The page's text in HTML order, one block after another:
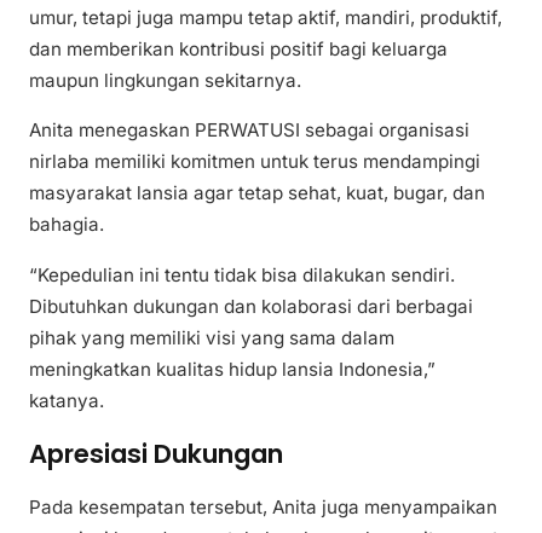
umur, tetapi juga mampu tetap aktif, mandiri, produktif,
dan memberikan kontribusi positif bagi keluarga
maupun lingkungan sekitarnya.
Anita menegaskan PERWATUSI sebagai organisasi
nirlaba memiliki komitmen untuk terus mendampingi
masyarakat lansia agar tetap sehat, kuat, bugar, dan
bahagia.
“Kepedulian ini tentu tidak bisa dilakukan sendiri.
Dibutuhkan dukungan dan kolaborasi dari berbagai
pihak yang memiliki visi yang sama dalam
meningkatkan kualitas hidup lansia Indonesia,”
katanya.
Apresiasi Dukungan
Pada kesempatan tersebut, Anita juga menyampaikan